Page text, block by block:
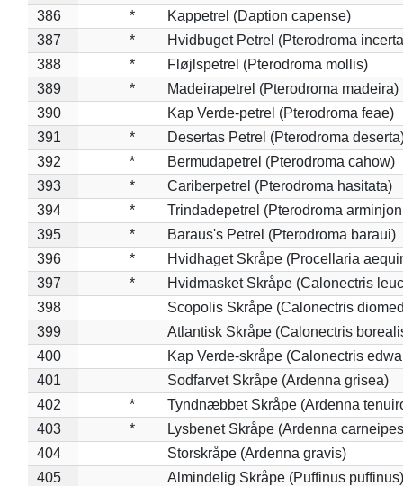
386
*
Kappetrel (Daption capense)
387
*
Hvidbuget Petrel (Pterodroma
388
*
Fløjlspetrel (Pterodroma mollis)
389
*
Madeirapetrel (Pterodroma madeira)
390
Kap Verde-petrel (Pterodroma feae)
391
*
Desertas Petrel (Pterodroma
392
*
Bermudapetrel (Pterodroma cahow)
393
*
Cariberpetrel (Pterodroma hasitata)
394
*
Trindadepetrel (Pterodroma
395
*
Baraus's Petrel (Pterodroma baraui)
396
*
Hvidhaget Skråpe (Procellaria
397
*
Hvidmasket Skråpe (Calonectris
398
Scopolis Skråpe (Calonectris
399
Atlantisk Skråpe (Calonectris
400
Kap Verde-skråpe (Calonectris
401
Sodfarvet Skråpe (Ardenna grisea)
402
*
Tyndnæbbet Skråpe (Ardenna
403
*
Lysbenet Skråpe (Ardenna
404
Storskråpe (Ardenna gravis)
405
Almindelig Skråpe (Puffinus puffinus)